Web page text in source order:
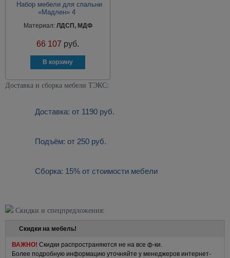
Набор мебели для спальни
«Мадлен» 4
Материал: ЛДСП, МДФ
66 107 руб.
Доставка и сборка мебели ТЭКС:
Доставка: от 1190 руб.
Подъём: от 250 руб.
Сборка: 15% от стоимости мебели
Скидки и спецпредложения:
Скидки на мебель!
ВАЖНО! Скидки распространяются не на все ф-ки.
Более подробную информацию уточняйте у менеджеров интернет-